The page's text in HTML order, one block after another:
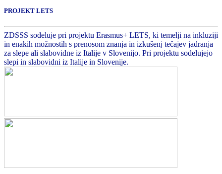
PROJEKT LETS
ZDSSS sodeluje pri projektu Erasmus+ LETS, ki temelji na inkluziji
in enakih možnostih s prenosom znanja in izkušenj tečajev jadranja
za slepe ali slabovidne iz Italije v Slovenijo. Pri projektu sodelujejo
slepi in slabovidni iz Italije in Slovenije.